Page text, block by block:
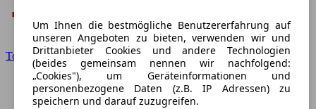
Toyota
Um Ihnen die bestmögliche Benutzererfahrung auf
unseren Angeboten zu bieten, verwenden wir und
Drittanbieter Cookies und andere Technologien
(beides gemeinsam nennen wir nachfolgend:
„Cookies"), um Geräteinformationen und
personenbezogene Daten (z.B. IP Adressen) zu
speichern und darauf zuzugreifen.